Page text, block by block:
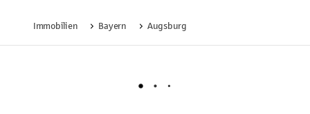
Immobilien Bayern Augsburg